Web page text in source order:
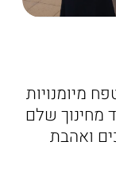
מיומנויות
מחינוך שלם
ואהבת